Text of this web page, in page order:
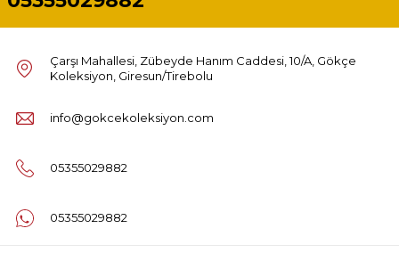
Çarşı Mahallesi, Zübeyde Hanım Caddesi, 10/A, Gökçe
Koleksiyon, Giresun/Tirebolu
info@gokcekoleksiyon.com
05355029882
05355029882